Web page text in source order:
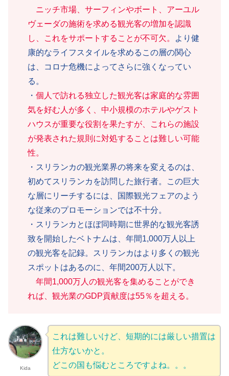
ニッチ市場、サーフィンやボート、アーユル
ヴェーダの施術を求める観光客の増加を認識
し、これをサポートすることが不可欠。
より健
康的なライフスタイルを求めるこの層の関心
は、コロナ危機によってさらに強くなってい
る。
・ 個人で訪れる独立した観光客は家庭的な雰囲
気を好む人が多く、中小規模のホテルやゲスト
ハウスが重要な役割を果たすが、これらの施設
が発表された規則に対処することは難しい可能
性。
・スリランカの観光業界の将来を変えるのは、
初めてスリランカを訪問した旅行者。この巨大
な層にリーチするには、国際観光フェアのよう
な従来のプロモーションでは不十分。
・スリランカとほぼ同時期に世界的な観光客誘
致を開始したベトナムは、年間1,000万人以上
の観光客を記録。スリランカはより多くの観光
スポットはあるのに、年間200万人以下。
年間1,000万人の観光客を集めることができ
れば、観光業のGDP貢献度は55％を超える。
Kida
これは難しいけど、短期的には厳しい措置は
仕方ないかと。
どこの国も悩むところですよね。。。